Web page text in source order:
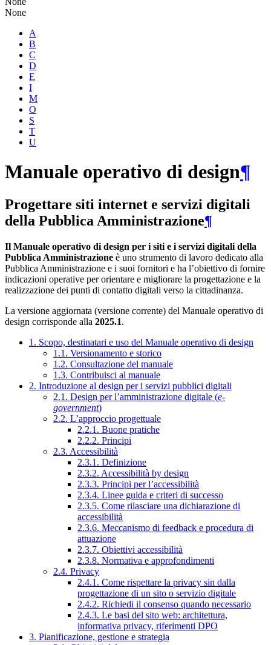
None
A
B
C
D
E
I
M
O
S
T
U
Manuale operativo di design¶
Progettare siti internet e servizi digitali
della Pubblica Amministrazione¶
Il Manuale operativo di design per i siti e i servizi digitali della
Pubblica Amministrazione è uno strumento di lavoro dedicato alla
Pubblica Amministrazione e i suoi fornitori e ha l’obiettivo di fornire
indicazioni operative per orientare e migliorare la progettazione e la
realizzazione dei punti di contatto digitali verso la cittadinanza.
La versione aggiornata (versione corrente) del Manuale operativo di
design corrisponde alla 2025.1.
1. Scopo, destinatari e uso del Manuale operativo di design
1.1. Versionamento e storico
1.2. Consultazione del manuale
1.3. Contribuisci al manuale
2. Introduzione al design per i servizi pubblici digitali
2.1. Design per l’amministrazione digitale (e-
government)
2.2. L’approccio progettuale
2.2.1. Buone pratiche
2.2.2. Principi
2.3. Accessibilità
2.3.1. Definizione
2.3.2. Accessibilità by design
2.3.3. Principi per l’accessibilità
2.3.4. Linee guida e criteri di successo
2.3.5. Come rilasciare una dichiarazione di
accessibilità
2.3.6. Meccanismo di feedback e procedura di
attuazione
2.3.7. Obiettivi accessibilità
2.3.8. Normativa e approfondimenti
2.4. Privacy
2.4.1. Come rispettare la privacy sin dalla
progettazione di un sito o servizio digitale
2.4.2. Richiedi il consenso quando necessario
2.4.3. Le basi del sito web: architettura,
informativa privacy, riferimenti DPO
3. Pianificazione, gestione e strategia